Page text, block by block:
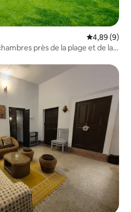
Évaluation
4,89 (9)
près de la plage et de la